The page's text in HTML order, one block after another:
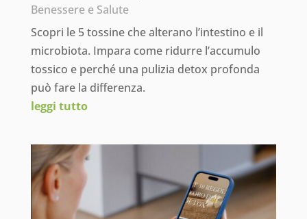
Benessere e Salute
Scopri le 5 tossine che alterano l’intestino e il
microbiota. Impara come ridurre l’accumulo
tossico e perché una pulizia detox profonda
può fare la differenza.
leggi tutto